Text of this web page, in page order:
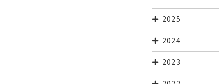
2025
2024
2023